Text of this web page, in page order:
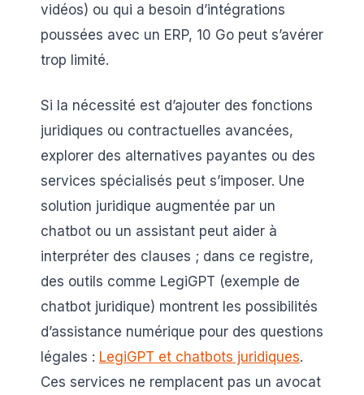
vidéos) ou qui a besoin d’intégrations
poussées avec un ERP, 10 Go peut s’avérer
trop limité.
Si la nécessité est d’ajouter des fonctions
juridiques ou contractuelles avancées,
explorer des alternatives payantes ou des
services spécialisés peut s’imposer. Une
solution juridique augmentée par un
chatbot ou un assistant peut aider à
interpréter des clauses ; dans ce registre,
des outils comme LegiGPT (exemple de
chatbot juridique) montrent les possibilités
d’assistance numérique pour des questions
légales : LegiGPT et chatbots juridiques.
Ces services ne remplacent pas un avocat